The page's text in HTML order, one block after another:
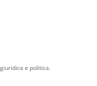
e politica.